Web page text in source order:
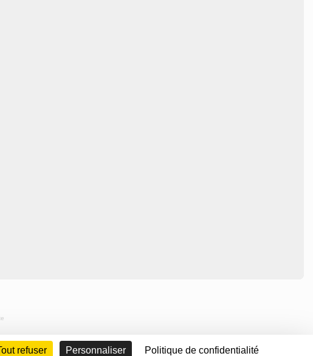
refuser Personnaliser Politique de confidentialité